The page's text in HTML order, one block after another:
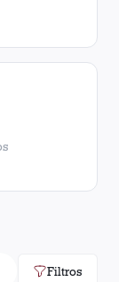
Filtros